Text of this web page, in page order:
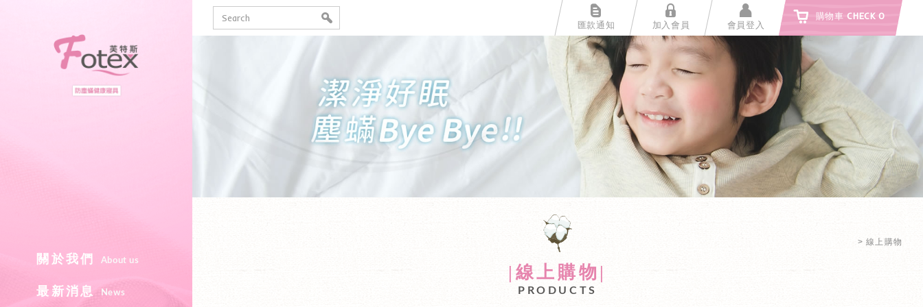
Fotex芙特斯線上購物網
關於我們 About us
最新消息 News
匯款通知 加入會員 會員登入
購物車CHECK 0
線上購物
|線上購物|
PRODUCTS